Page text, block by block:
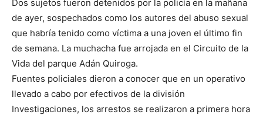
Dos sujetos fueron detenidos por la policía en la mañana
de ayer, sospechados como los autores del abuso sexual
que habría tenido como víctima a una joven el último fin
de semana. La muchacha fue arrojada en el Circuito de la
Vida del parque Adán Quiroga.
Fuentes policiales dieron a conocer que en un operativo
llevado a cabo por efectivos de la división
Investigaciones, los arrestos se realizaron a primera hora